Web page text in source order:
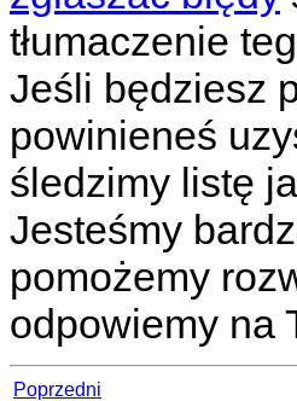
tłumaczenie
Jeśli będziesz
powinieneś
śledzimy listę
Jesteśmy
pomożemy
odpowiemy na
Poprzedni